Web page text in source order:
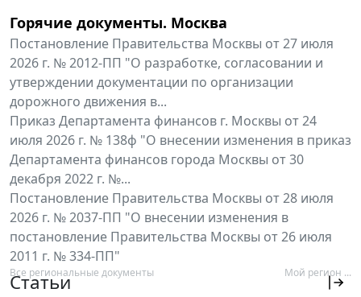
Горячие документы. Москва
Постановление Правительства Москвы от 27 июля
2026 г. № 2012-ПП "О разработке, согласовании и
утверждении документации по организации
дорожного движения в...
Приказ Департамента финансов г. Москвы от 24
июля 2026 г. № 138ф "О внесении изменения в приказ
Департамента финансов города Москвы от 30
декабря 2022 г. №...
Постановление Правительства Москвы от 28 июля
2026 г. № 2037-ПП "О внесении изменения в
постановление Правительства Москвы от 26 июля
2011 г. № 334-ПП"
Все региональные документы Мой регион ...
Статьи